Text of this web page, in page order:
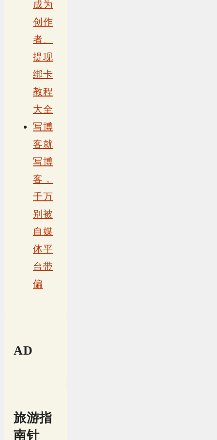
成为
创作
者、
提现
绑卡
教程
大全
写博
客就
写博
客，
千万
别被
自媒
体平
台带
偏
AD
旅游指
南针